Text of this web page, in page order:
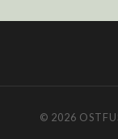
© 2026